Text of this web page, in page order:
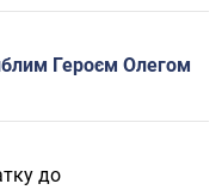
Героєм Олегом
до